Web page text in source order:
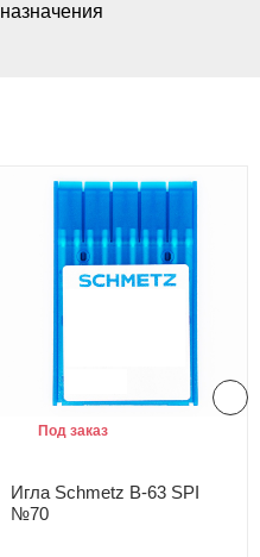
назначения
Игла Schmetz B-63 SPI
№70
Под заказ